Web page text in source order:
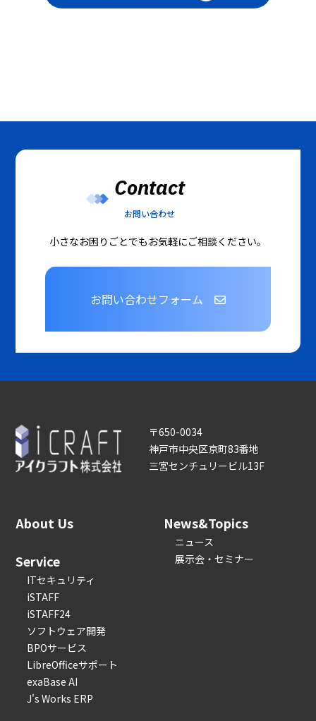
Contact
お問い合わせ
小さなお困りごとでもお気軽にご相談ください。
お問い合わせフォーム
〒650-0034
神戸市中央区京町83番地
三宮センチュリービル13F
About Us
Service
ITセキュリティ
iSTAFF
iSTAFF24
ソフトウェア開発
BPOサービス
LibreOfficeサポート
exaBase AI
J's Works ERP
News&Topics
ニュース
展示会・セミナー